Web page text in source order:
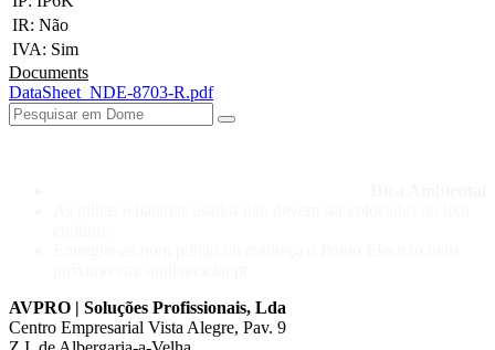
IR: Não
IVA: Sim
Documents
DataSheet_NDE-8703-R.pdf
AVPRO | Soluções Profissionais, Lda
Centro Empresarial Vista Alegre, Pav. 9